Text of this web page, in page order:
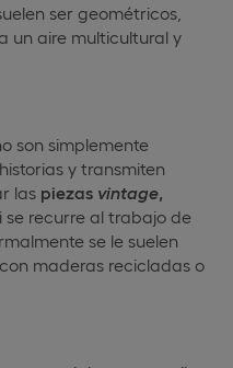
ser geométricos,
un aire multicultural y
son simplemente
y transmiten
las piezas vintage
se recurre al trabajo de
se le suelen
maderas recicladas o